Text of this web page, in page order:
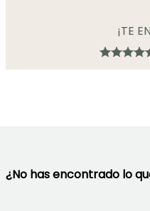
¡TE
¿No has encontrado lo